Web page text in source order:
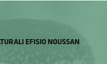
EFISIO NOUSSAN